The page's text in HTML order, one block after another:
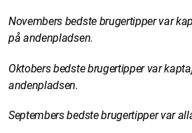
Novembers bedste brugertipper var
på andenpladsen.
Oktobers bedste brugertipper var
andenpladsen.
Septembers bedste brugertipper var